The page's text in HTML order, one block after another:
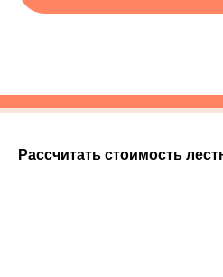
Рассчитать стоимость